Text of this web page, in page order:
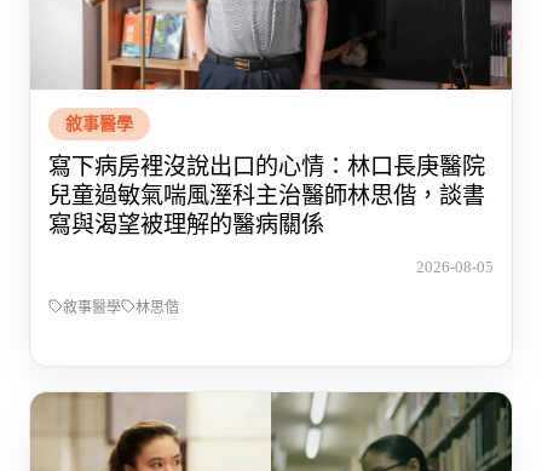
敘事醫學
寫下病房裡沒說出口的心情：林口長庚醫院
兒童過敏氣喘風溼科主治醫師林思偕，談書
寫與渴望被理解的醫病關係
2026-08-05
敘事醫學 林思偕